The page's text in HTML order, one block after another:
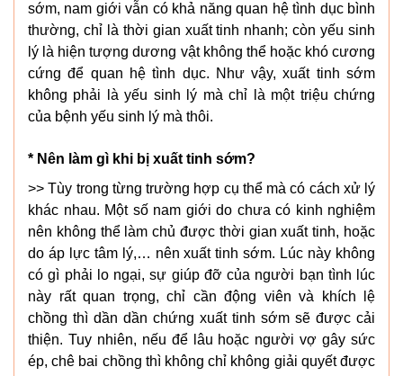
sớm, nam giới vẫn có khả năng quan hệ tình dục bình
thường, chỉ là thời gian xuất tinh nhanh; còn yếu sinh
lý là hiện tượng dương vật không thể hoặc khó cương
cứng để quan hệ tình dục. Như vậy, xuất tinh sớm
không phải là yếu sinh lý mà chỉ là một triệu chứng
của bệnh yếu sinh lý mà thôi.
* Nên làm gì khi bị xuất tinh sớm?
>> Tùy trong từng trường hợp cụ thể mà có cách xử lý
khác nhau. Một số nam giới do chưa có kinh nghiệm
nên không thể làm chủ được thời gian xuất tinh, hoặc
do áp lực tâm lý,… nên xuất tinh sớm. Lúc này không
có gì phải lo ngại, sự giúp đỡ của người bạn tình lúc
này rất quan trọng, chỉ cần động viên và khích lệ
chồng thì dần dần chứng xuất tinh sớm sẽ được cải
thiện. Tuy nhiên, nếu để lâu hoặc người vợ gây sức
ép, chê bai chồng thì không chỉ không giải quyết được